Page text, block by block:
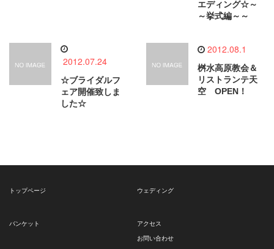
エディング☆～
～挙式編～～
2012.07.24
☆ブライダルフ
ェア開催致しま
した☆
2012.08.1
桝水高原教会＆
リストランテ天
空 OPEN！
トップページ ウェディング
バンケット アクセス
お問い合わせ